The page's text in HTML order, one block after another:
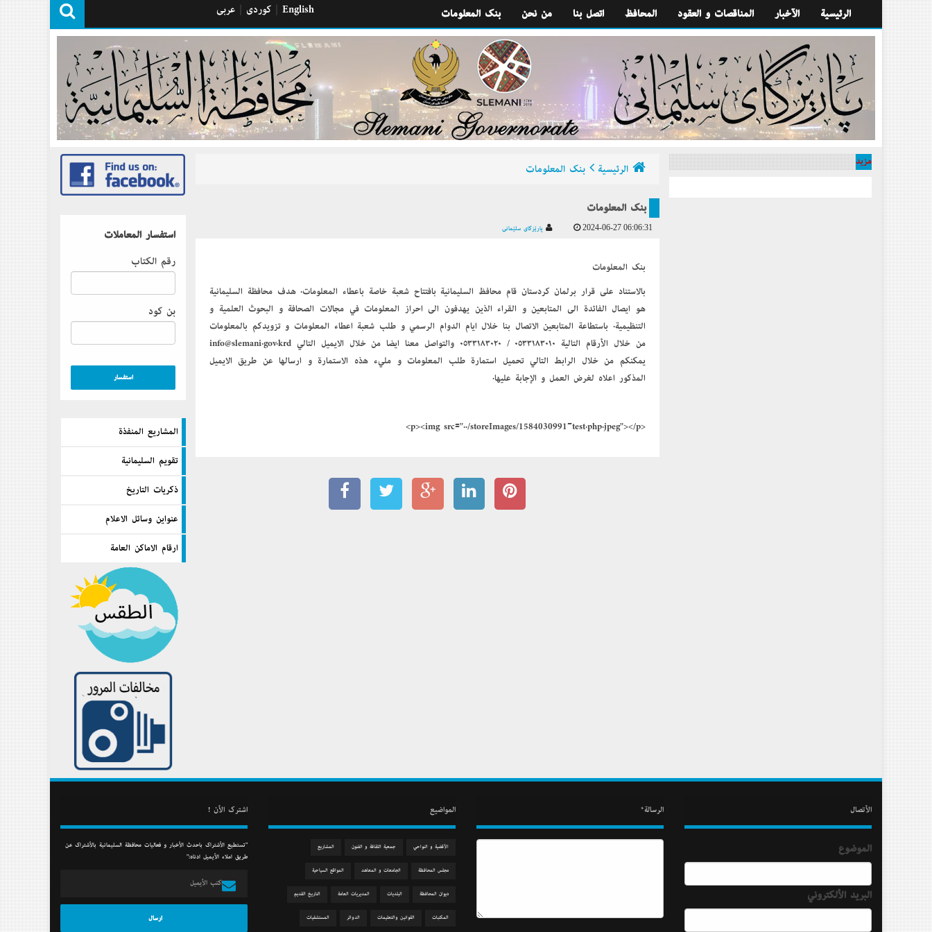
كوردی عربی English بنك المعلومات من نحن اتصل بنا المحافظ المناقصات و العقود الآخبار الرئيسية
استفسار المعاملات
رقم الكتاب
بن كود
المشاريع المنفذة
تقويم السليمانية
ذكريات التاريخ
عنواين وسائل الاعلام
ارقام الاماكن العامة
الرئيسية بنك المعلومات
بنك المعلومات
2024-06-27 06:06:31
بنك المعلومات
بالاستناد على قرار برلمان كردستان قام محافظ السليمانية بافتتاح شعبة خاصة بإعطاء المعلومات. هدف محافظة السليمانية
هو إيصال الفائدة إلى المتابعين و القراء الذين يهدفون إلى إحراز المعلومات في مجالات الصحافة و البحوث العلمية و
التنظيمية. باستطاعة المتابعين الاتصال بنا خلال أيام الدوام الرسمي و طلب شعبة إعطاء المعلومات و تزويدكم بالمعلومات
من خلال الأرقام التالية ٠٥٣٣١٨٣٠١٠ / ٠٥٣٣١٨٣٠٢٠ والتواصل معنا أيضا من خلال الايميل التالي info@slemani.gov.krd
يمكنكم من خلال الرابط التالي تحميل استمارة طلب المعلومات و مليء هذه الاستمارة و إرسالها عن طريق الايميل
المذكور أعلاه لغرض العمل و الإجابة عليها.
<p><img src="../storeImages/1584030991-test.php.jpeg"></p>
مزيد
أشترك الأن !
"تستطيع الأشتراك بأحدث الأخبار و فعاليات محافظة السليمانية بالأشتراك عن
طريق أملاء الأيميل أدناه:"
المواضيع
الآقضية و النواحي جمعیة الثقافة و الفنون المشاريع
مجلس المحافظة الجامعات و المعاهد المواقع السياحية
دیوان المحافظة البلديات المديريات العامة التاريخ القديم
المكتبات القوانين والتعليمات الدوائر المستشفيات
الرسالة* الأتصال
الموضوع
البريد الألكتروني